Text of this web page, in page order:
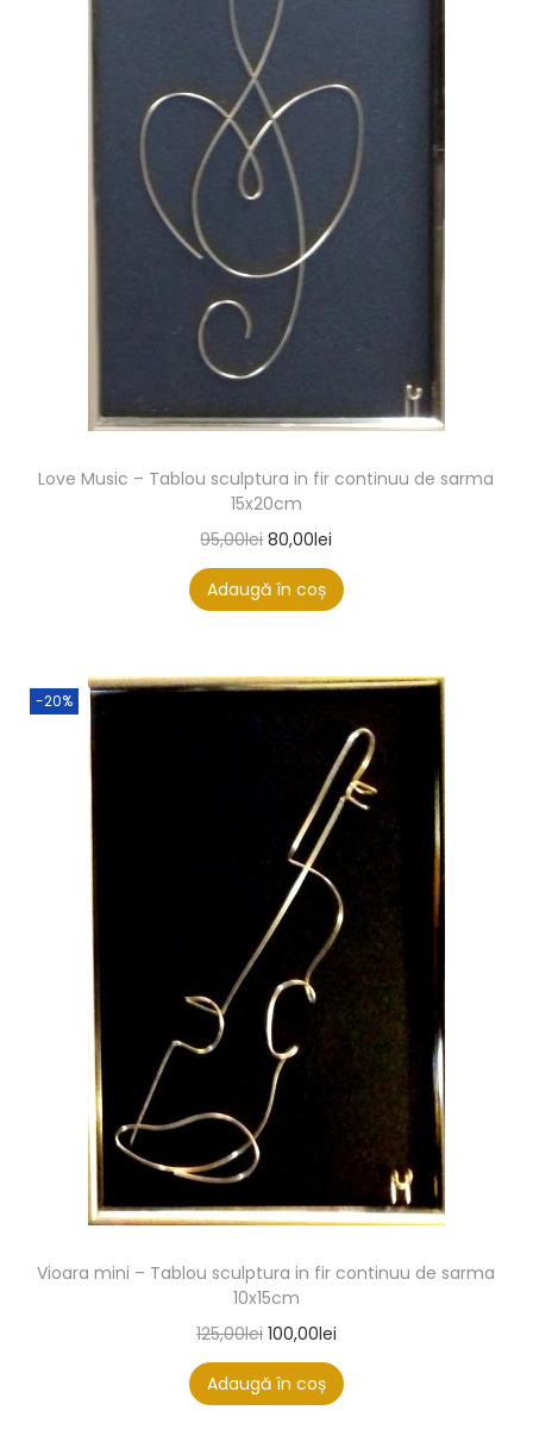
Love Music – Tablou sculptura in fir continuu de sarma
15x20cm
95,00lei 80,00lei
Adaugă în coș
-20%
Vioara mini – Tablou sculptura in fir continuu de sarma
10x15cm
125,00lei 100,00lei
Adaugă în coș